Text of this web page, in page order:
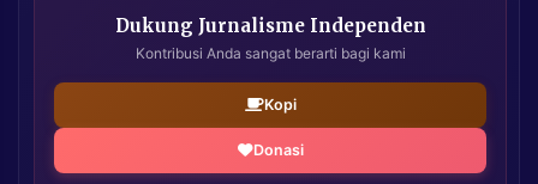
Dukung Jurnalisme Independen
Kontribusi Anda sangat berarti bagi kami
Kopi
Donasi